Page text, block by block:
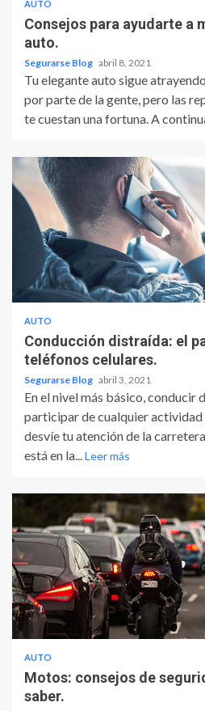
AUTO
Consejos para ayudarte a
auto.
Segurarse Blog abril 8, 2021
Tu elegante auto sigue
por parte de la gente, pero las
te cuestan una fortuna. A
AUTO
Conducción distraída: el
teléfonos celulares.
Segurarse Blog abril 3, 2021
En el nivel más básico, conducir
participar de cualquier actividad
desvíe tu atención de la
está en la...Leer más
AUTO
Motos: consejos de
saber.